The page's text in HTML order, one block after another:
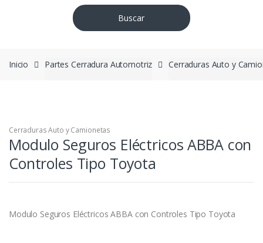
Buscar
Inicio Partes Cerradura Automotriz Cerraduras Auto y
Cerraduras Auto y Camionetas
Modulo Seguros Eléctricos ABBA con
Controles Tipo Toyota
Modulo Seguros Eléctricos ABBA con Controles Tipo Toyota